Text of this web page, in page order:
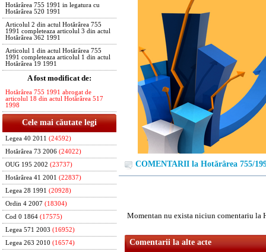
Hotărârea 755 1991 in legatura cu
Hotărârea 520 1991
Articolul 2 din actul Hotărârea 755
1991 completeaza articolul 3 din actul
Hotărârea 362 1991
Articolul 1 din actul Hotărârea 755
1991 completeaza articolul 1 din actul
Hotărârea 19 1991
A fost modificat de:
Hotărârea 755 1991 abrogat de
articolul 18 din actul Hotărârea 517
1998
Cele mai căutate legi
Legea 40 2011 (24592)
Hotărârea 73 2006 (24022)
OUG 195 2002 (23737)
Hotărârea 41 2001 (22837)
Legea 28 1991 (20928)
Ordin 4 2007 (18304)
Cod 0 1864 (17575)
Legea 571 2003 (16952)
Legea 263 2010 (16574)
COMENTARII la Hotărârea 755/
Momentan nu exista niciun comentariu la
Comentarii la alte acte